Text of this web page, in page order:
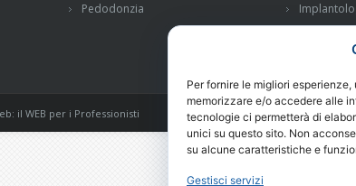
Per fornire le migliori
memorizzare e/o accedere alle
tecnologie ci permetterà di
unici su questo sito. Non
su alcune caratteristiche e
Gestisci servizi
Pedodonzia
il WEB per i Professionisti